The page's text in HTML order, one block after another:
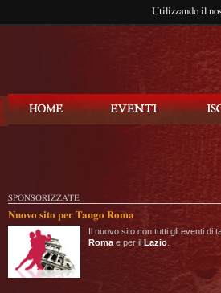
Utilizzando il
SPONSORIZZATE
Nuovo sito per Tango Roma
Il nuovo sito con tutti gli eventi di
Roma e per il Lazio